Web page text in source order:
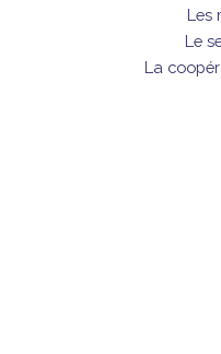
Les
Le
La